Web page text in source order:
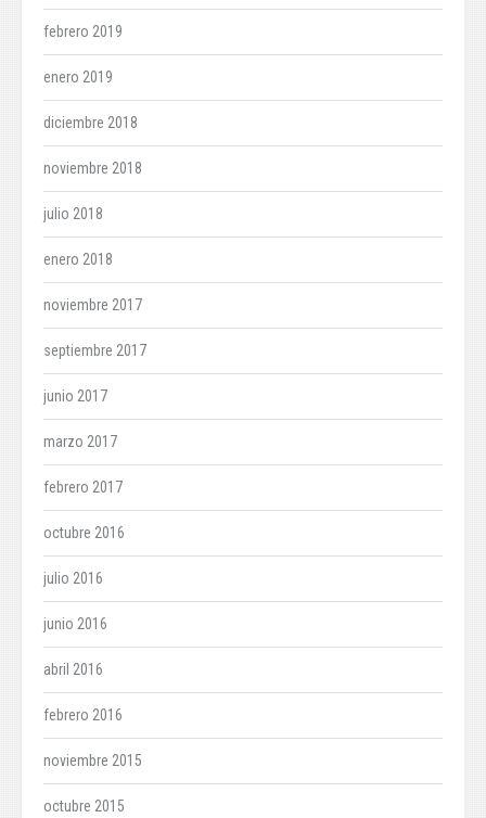
febrero 2019
enero 2019
diciembre 2018
noviembre 2018
julio 2018
enero 2018
noviembre 2017
septiembre 2017
junio 2017
marzo 2017
febrero 2017
octubre 2016
julio 2016
junio 2016
abril 2016
febrero 2016
noviembre 2015
octubre 2015